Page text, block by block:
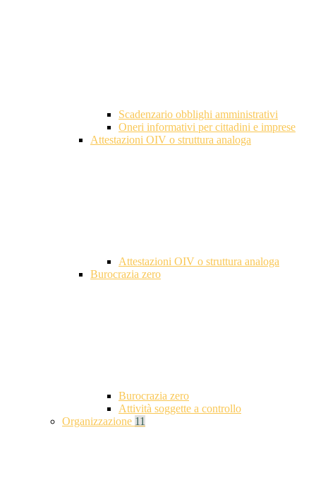
Scadenzario obblighi amministrativi
Oneri informativi per cittadini e imprese
Attestazioni OIV o struttura analoga
Attestazioni OIV o struttura analoga
Burocrazia zero
Burocrazia zero
Attività soggette a controllo
Organizzazione 11